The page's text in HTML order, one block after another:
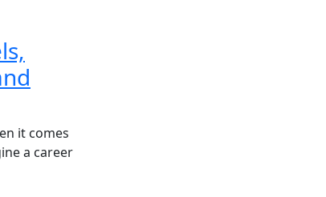
it comes
a career